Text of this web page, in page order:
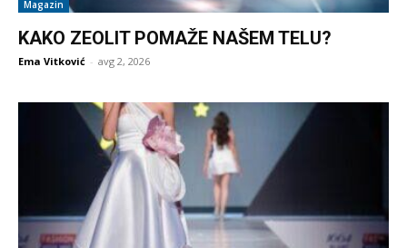
Magazin
KAKO ZEOLIT POMAŽE NAŠEM TELU?
Ema Vitković - avg 2, 2026